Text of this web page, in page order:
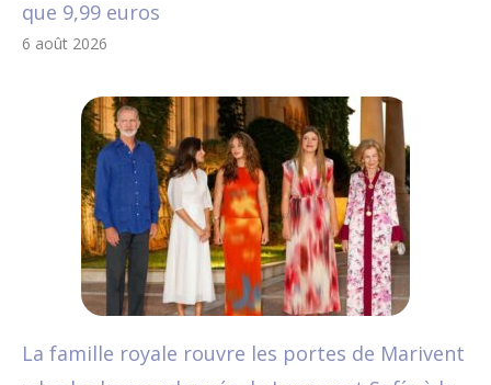
que 9,99 euros
6 août 2026
La famille royale rouvre les portes de Marivent